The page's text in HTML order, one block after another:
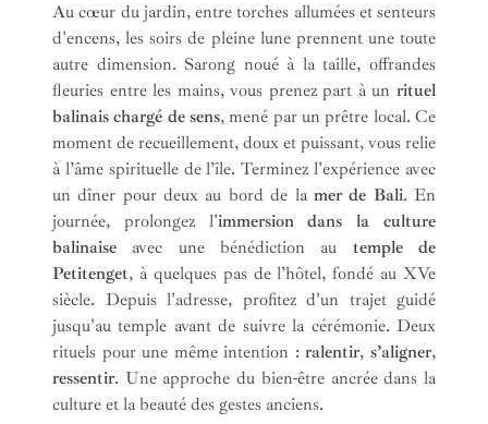
Au cœur du jardin, entre torches allumées et senteurs
d'encens, les soirs de pleine lune prennent une toute
autre dimension. Sarong noué à la taille, offrandes
fleuries entre les mains, vous prenez part à un rituel
balinais chargé de sens, mené par un prêtre local. Ce
moment de recueillement, doux et puissant, vous relie
à l’âme spirituelle de l’île. Terminez l'expérience avec
un dîner pour deux au bord de la mer de Bali. En
journée, prolongez l'immersion dans la culture
balinaise avec une bénédiction au temple de
Petitenget, à quelques pas de l’hôtel, fondé au XVe
siècle. Depuis l'adresse, profitez d'un trajet guidé
jusqu'au temple avant de suivre la cérémonie. Deux
rituels pour une même intention :ralentir,s’aligner,
ressentir. Une approche du bien-être ancrée dans la
culture et la beauté des gestes anciens.